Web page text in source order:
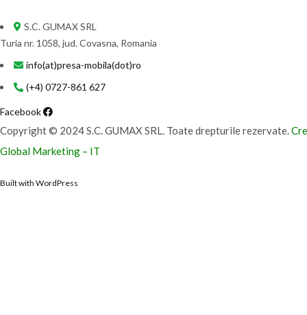
S.C. GUMAX SRL
Turia nr. 1058, jud. Covasna, Romania
info(at)presa-mobila(dot)ro
(+4) 0727-861 627
Facebook
Copyright © 2024 S.C. GUMAX SRL. Toate drepturile rezervate.
Global Marketing – IT
Built with WordPress